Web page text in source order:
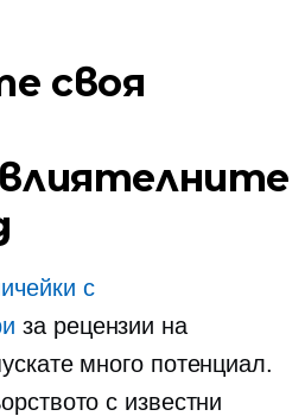
своя
с
за рецензии на
много потенциал.
с известни